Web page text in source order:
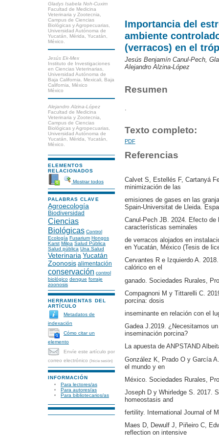
Gladys Isabela Noh-Cuxim
Facultad de Medicina
Veterinaria y Zootecnia,
Campus de Ciencias
Biológicas y Agropecuarias,
Universidad Autónoma de
Yucatán, Mérida, Yucatán,
México.
Jesús Ek-Mex
Instituto de Investigaciones
en Ciencias Veterinarias,
Universidad Autónoma de
Baja California. Mexicali, Baja
California, México
México
Alejandro Alzina-López
Facultad de Medicina
Veterinaria y Zootecnia,
Campus de Ciencias
Biológicas y Agropecuarias,
Universidad Autónoma de
Yucatán, Mérida, Yucatán,
México.
ELEMENTOS
RELACIONADOS
Mostrar todos
PALABRAS CLAVE
Agroecología
Biodiversidad
Ciencias
Biológicas Control
Ecología Fusarium Hongos
Karst Milpa Salud Pública
Salud pública Una Salud
VeterinariaYucatán
Zoonosis alimentación
conservación control
biológico dengue forraje
zoonosis
HERRAMIENTAS DEL
ARTÍCULO
Metadatos de
indexación
Cómo citar un
elemento
Envíe este artículo por
correo electrónico (Inicie sesión)
INFORMACIÓN
Para lectores/as
Para autores/as
Para bibliotecarios/as
Importancia del
ambiente
(verracos) en el
Jesús Benjamín Canul-Pech,
Alejandro Alzina-López
Resumen
Texto completo:
PDF
Referencias
Calvet S, Estellés F, Cartanyá
minimización de las
emisiones de gases en las
Spain-Universitat de Lleida.
Canul-Pech JB. 2024. Efecto de
características seminales
de verracos alojados en
en Yucatán, México (Tesis de
Cervantes R e Izquierdo A.
calórico en el
ganado. Sociedades Rurales,
Compagnoni M y Tittarelli C.
porcina: dosis
inseminante en relación con el
Gadea J.2019. ¿Necesitamos
inseminación porcina?
La apuesta de ANPSTAND
González K, Prado O y García
el mundo y en
México. Sociedades Rurales,
Joseph D y Whirledge S. 2017.
homeostasis and
fertility. International Journal of
Maes D, Dewulf J, Piñeiro C,
reflection on intensive